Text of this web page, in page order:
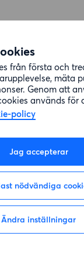
från första och
mäta
Genom att
används för
policy
Jag accepterar
nödvändiga
Ändra inställningar